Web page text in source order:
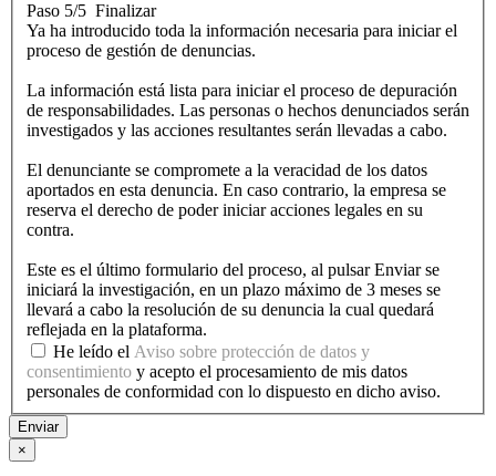
Paso 5/5 Finalizar
Ya ha introducido toda la información necesaria para iniciar el
proceso de gestión de denuncias.
La información está lista para iniciar el proceso de depuración
de responsabilidades. Las personas o hechos denunciados serán
investigados y las acciones resultantes serán llevadas a cabo.
El denunciante se compromete a la veracidad de los datos
aportados en esta denuncia. En caso contrario, la empresa se
reserva el derecho de poder iniciar acciones legales en su
contra.
Este es el último formulario del proceso, al pulsar Enviar se
iniciará la investigación, en un plazo máximo de 3 meses se
llevará a cabo la resolución de su denuncia la cual quedará
reflejada en la plataforma.
He leído el Aviso sobre protección de datos y
consentimiento y acepto el procesamiento de mis datos
personales de conformidad con lo dispuesto en dicho aviso.
Enviar
×